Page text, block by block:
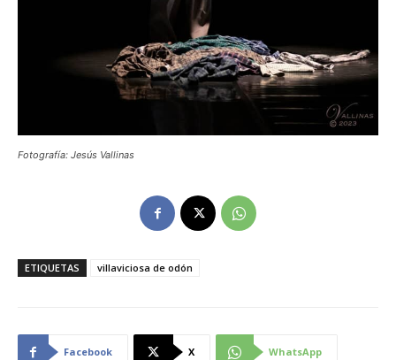
Fotografía: Jesús Vallinas
ETIQUETAS villaviciosa de odón
Facebook X WhatsApp